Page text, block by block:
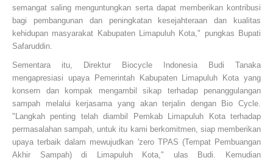
semangat saling menguntungkan serta dapat memberikan kontribusi
bagi pembangunan dan peningkatan kesejahteraan dan kualitas
kehidupan masyarakat Kabupaten Limapuluh Kota," pungkas Bupati
Safaruddin.
Sementara itu, Direktur Biocycle Indonesia Budi Tanaka
mengapresiasi upaya Pemerintah Kabupaten Limapuluh Kota yang
konsern dan kompak mengambil sikap terhadap penanggulangan
sampah melalui kerjasama yang akan terjalin dengan Bio Cycle.
"Langkah penting telah diambil Pemkab Limapuluh Kota terhadap
permasalahan sampah, untuk itu kami berkomitmen, siap memberikan
upaya terbaik dalam mewujudkan 'zero TPAS (Tempat Pembuangan
Akhir Sampah) di Limapuluh Kota," ulas Budi. Kemudian